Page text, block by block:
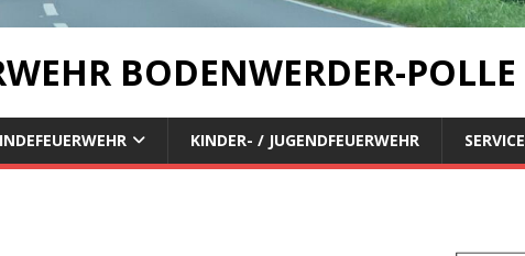
BODENWERDER-POLLE
KINDER- / JUGENDFEUERWEHR SERVICE